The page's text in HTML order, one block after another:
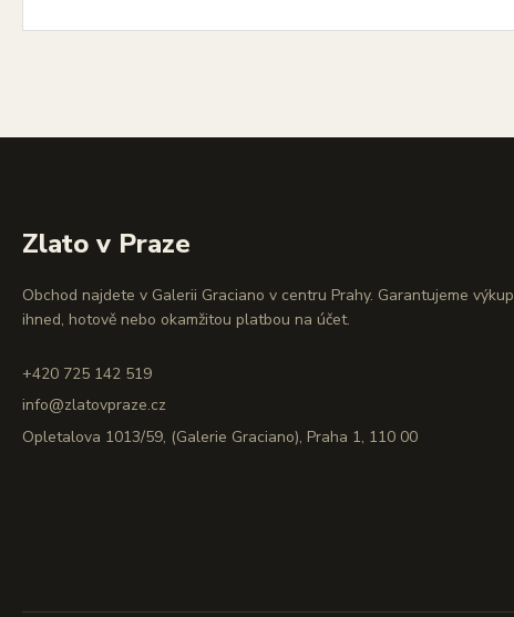
Zlato v Praze
Obchod najdete v Galerii Graciano v centru Prahy. Garantujeme výkup
ihned, hotově nebo okamžitou platbou na účet.
+420 725 142 519
info@zlatovpraze.cz
Opletalova 1013/59, (Galerie Graciano), Praha 1, 110 00